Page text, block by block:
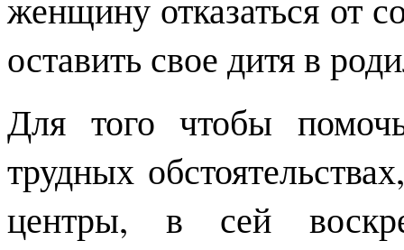
оставить свое дитя в
Для того чтобы
трудных
центры, в сей